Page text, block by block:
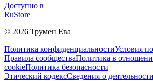
Доступно в
RuStore
© 2026 Трумен Ева
Политика конфиденциальностиУсловия
Правила сообществаПолитика в
cookieПолитика безопасности
Этический кодексСведения о деятельности